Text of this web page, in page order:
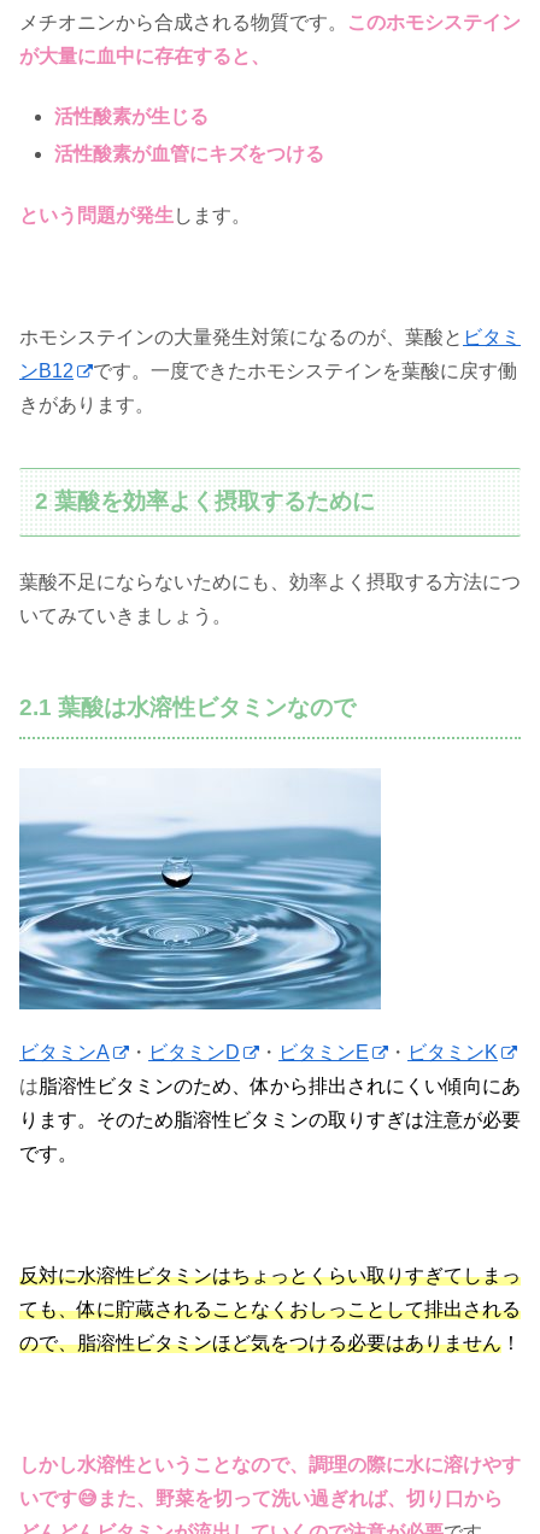
メチオニンから合成される物質です。
このホモシステイン
が大量に血中に存在すると、
活性酸素が生じる
活性酸素が血管にキズをつける
という問題が発生 します。
ホモシステインの大量発生対策になるのが、葉酸と ビタミ
ンB12
です。一度できたホモシステインを葉酸に戻す働
きがあります。
2 葉酸を効率よく摂取するために
葉酸不足にならないためにも、効率よく摂取する方法につ
いてみていきましょう。
2.1 葉酸は水溶性ビタミンなので
ビタミンA ・ ビタミンD ・ ビタミンE ・ ビタミンK
は 脂溶性ビタミンのため、体から排出されにくい傾向にあ
ります。そのため脂溶性ビタミンの取りすぎは注意が必要
です。
反対に水溶性ビタミンはちょっとくらい取りすぎてしまっ
ても、体に貯蔵されることなくおしっことして排出される
ので、脂溶性ビタミンほど気をつける必要はありません ！
しかし水溶性ということなので、調理の際に水に溶けやす
いです😅また、野菜を切って洗い過ぎれば、切り口から